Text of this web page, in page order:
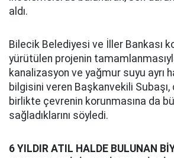
aldı.
Bilecik Belediyesi ve İller Bankası
yürütülen projenin
kanalizasyon ve yağmur suyu ayrı
bilgisini veren Başkanvekili Subaşı,
birlikte çevrenin korunmasına da
sağladıklarını söyledi.
6 YILDIR ATIL HALDE BULUNAN